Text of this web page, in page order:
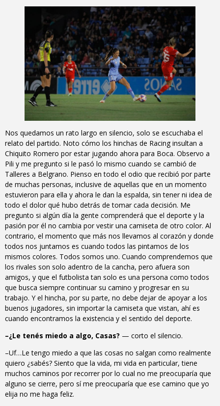
Nos quedamos un rato largo en silencio, solo se escuchaba el
relato del partido. Noto cómo los hinchas de Racing insultan a
Chiquito Romero por estar jugando ahora para Boca. Observo a
Pili y me pregunto si le pasó lo mismo cuando se cambió de
Talleres a Belgrano. Pienso en todo el odio que recibió por parte
de muchas personas, inclusive de aquellas que en un momento
estuvieron para ella y ahora le dan la espalda, sin tener ni idea de
todo el dolor qué hubo detrás de tomar cada decisión. Me
pregunto si algún día la gente comprenderá que el deporte y la
pasión por él no cambia por vestir una camiseta de otro color. Al
contrario, el momento que más nos llevamos al corazón y donde
todos nos juntamos es cuando todos las pintamos de los
mismos colores. Todos somos uno. Cuando comprendemos que
los rivales son solo adentro de la cancha, pero afuera son
amigos, y que el futbolista tan solo es una persona como todos
que busca siempre continuar su camino y progresar en su
trabajo. Y el hincha, por su parte, no debe dejar de apoyar a los
buenos jugadores, sin importar la camiseta que vistan, ahí es
cuando encontramos la existencia y el sentido del deporte.
–¿Le tenés miedo a algo, Casas? — corto el silencio.
–Uf…Le tengo miedo a que las cosas no salgan como realmente
quiero ¿sabés? Siento que la vida, mi vida en particular, tiene
muchos caminos por recorrer por lo cual no me preocuparía que
alguno se cierre, pero sí me preocuparía que ese camino que yo
elija no me haga feliz.